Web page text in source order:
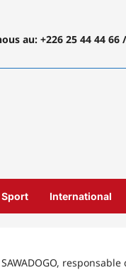
au: +226 25 44 44 66
Sport International
responsable